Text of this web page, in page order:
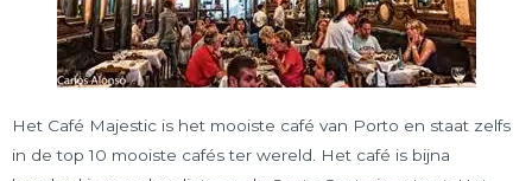
Het Café Majestic is het mooiste café van Porto en staat zelfs
in de top 10 mooiste cafés ter wereld. Het café is bijna